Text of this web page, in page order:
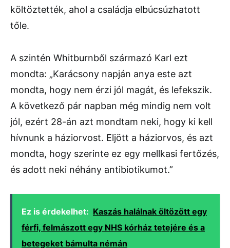
költöztették, ahol a családja elbúcsúzhatott
tőle.
A szintén Whitburnből származó Karl ezt
mondta: „Karácsony napján anya este azt
mondta, hogy nem érzi jól magát, és lefekszik.
A következő pár napban még mindig nem volt
jól, ezért 28-án azt mondtam neki, hogy ki kell
hívnunk a háziorvost. Eljött a háziorvos, és azt
mondta, hogy szerinte ez egy mellkasi fertőzés,
és adott neki néhány antibiotikumot.”
Ez is érdekelhet: Kaszás halálnak öltözött egy
férfi, felmászott egy NHS kórház tetejére és a
betegeket bámulta némán